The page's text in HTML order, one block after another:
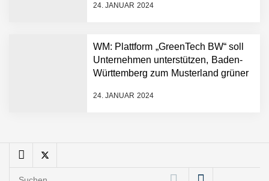
24. JANUAR 2024
WM: Plattform „GreenTech BW“ soll
Unternehmen unterstützen, Baden-
Württemberg zum Musterland grüner
24. JANUAR 2024
Maximilian Mack von Pyck
Generation von Warehouse
Suchen